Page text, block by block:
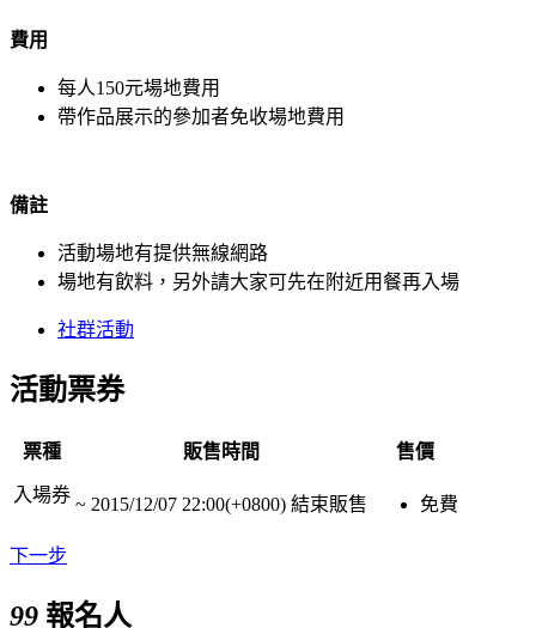
費用
每人150元場地費用
帶作品展示的參加者免收場地費用
備註
活動場地有提供無線網路
場地有飲料，另外請大家可先在附近用餐再入場
社群活動
活動票券
票種 販售時間 售價
入場券 ~ 2015/12/07 22:00(+0800) 結束販售 免費
下一步
99 報名人